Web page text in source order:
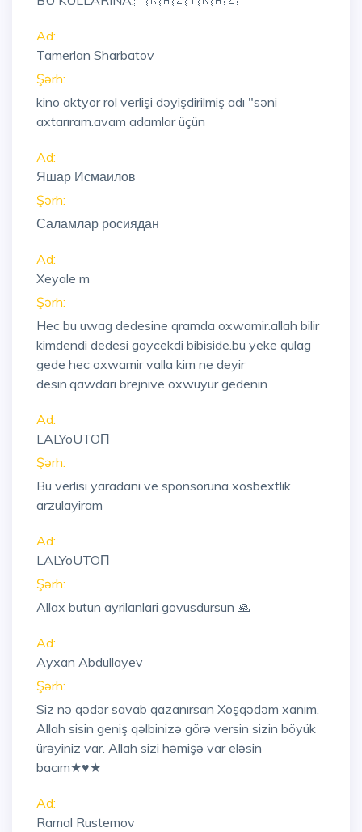
Ad:
Tamerlan Sharbatov
Şərh:
kino aktyor rol verlişi dəyişdirilmiş adı "səni
axtarıram.avam adamlar üçün
Ad:
Яшар Исмаилов
Şərh:
Саламлар росиядан
Ad:
Xeyale m
Şərh:
Hec bu uwag dedesine qramda oxwamir.allah bilir
kimdendi dedesi goycekdi bibiside.bu yeke qulag
gede hec oxwamir valla kim ne deyir
desin.qawdari brejnive oxwuyur gedenin
Ad:
LALYoUTOП
Şərh:
Bu verlisi yaradani ve sponsoruna xosbextlik
arzulayiram
Ad:
LALYoUTOП
Şərh:
Allax butun ayrilanlari govusdursun 🙏
Ad:
Ayxan Abdullayev
Şərh:
Siz nə qədər savab qazanırsan Xoşqədəm xanım.
Allah sisin geniş qəlbinizə görə versin sizin böyük
ürəyiniz var. Allah sizi həmişə var eləsin
bacım★♥★
Ad:
Ramal Rustemov